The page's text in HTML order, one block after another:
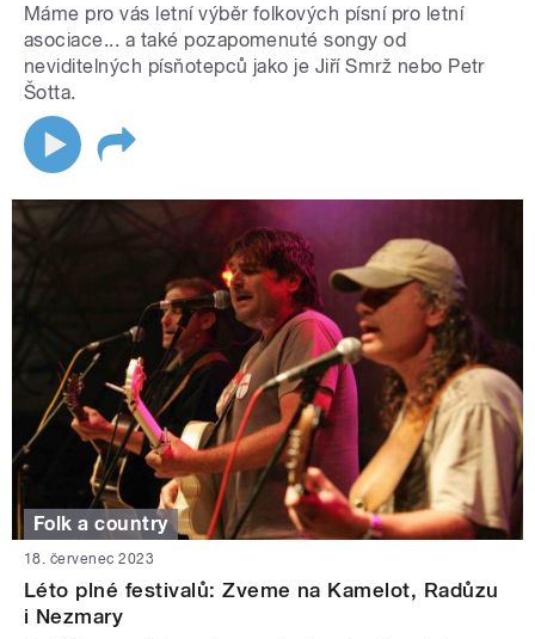
Máme pro vás letní výběr folkových písní pro letní
asociace... a také pozapomenuté songy od
neviditelných písňotepců jako je Jiří Smrž nebo Petr
Šotta.
Folk a country
18. červenec 2023
Léto plné festivalů: Zveme na Kamelot, Radůzu
i Nezmary